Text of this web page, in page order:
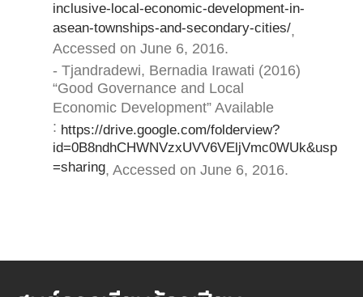
inclusive-local-economic-development-in-
asean-townships-and-secondary-cities/,
Accessed on June 6, 2016.
- Tjandradewi, Bernadia Irawati (2016)
“Good Governance and Local
Economic Development” Available
: https://drive.google.com/folderview?
id=0B8ndhCHWNVzxUVV6VEljVmc0WUk&usp
=sharing, Accessed on June 6, 2016.